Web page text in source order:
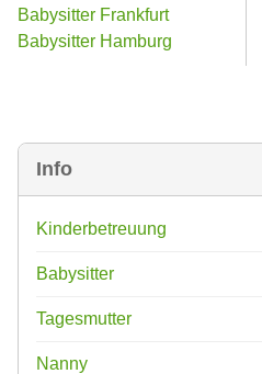
Info
Kinderbetreuung
Babysitter
Tagesmutter
Nanny
Babysitter Frankfurt
Babysitter Hamburg